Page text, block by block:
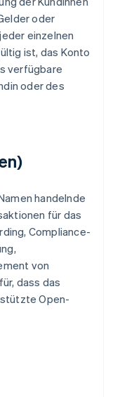
oder
einzelnen
ist, das Konto
verfügbare
oder des
handelnde
für das
Compliance-
von
dass das
Open-